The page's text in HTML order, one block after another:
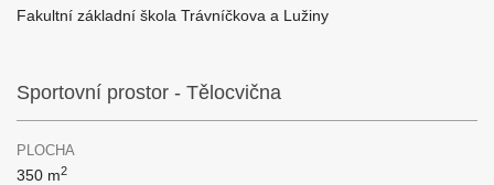
Fakultní základní škola Trávníčkova a Lužiny
Sportovní prostor - Tělocvična
PLOCHA
350 m2